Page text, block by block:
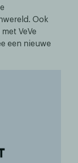
Ook
VeVe
een nieuwe